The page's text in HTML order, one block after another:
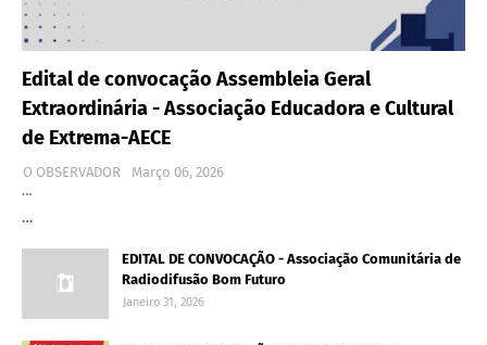
Edital de convocação Assembleia Geral
Extraordinária - Associação Educadora e Cultural
de Extrema-AECE
O OBSERVADOR
Março 06, 2026
…
…
EDITAL DE CONVOCAÇÃO - Associação Comunitária de
Radiodifusão Bom Futuro
Janeiro 31, 2026